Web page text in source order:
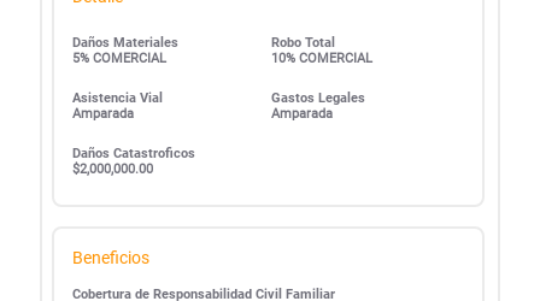
Daños Materiales
5% COMERCIAL
Robo Total
10% COMERCIAL
Asistencia Vial
Amparada
Gastos Legales
Amparada
Daños Catastroficos
$2,000,000.00
Beneficios
Cobertura de Responsabilidad Civil Familiar